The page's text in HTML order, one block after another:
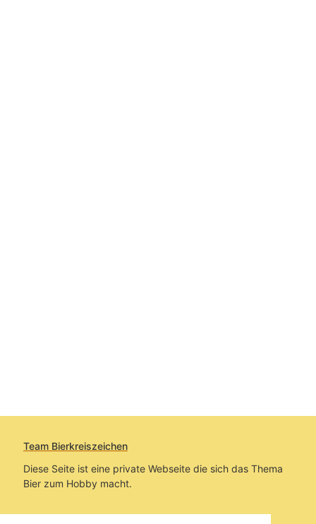
Team Bierkreiszeichen
Diese Seite ist eine private Webseite die sich das Thema
Bier zum Hobby macht.